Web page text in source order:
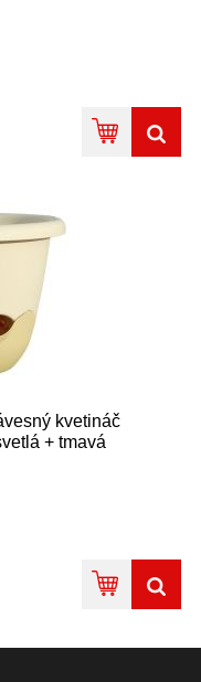
kvetináč
+ tmavá